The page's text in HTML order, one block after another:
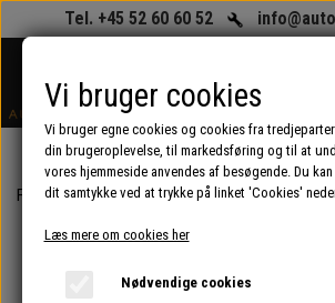
Tel. +45 52 60 60 52
Forside Vandpumpesystemer
Vi bruger cookies
Vi bruger egne cookies og cookies fra
din brugeroplevelse, til markedsføring og til at
vores hjemmeside anvendes af besøgende. Du
dit samtykke ved at trykke på linket 'Cookies'
Læs mere om cookies her
Nødvendige cookies